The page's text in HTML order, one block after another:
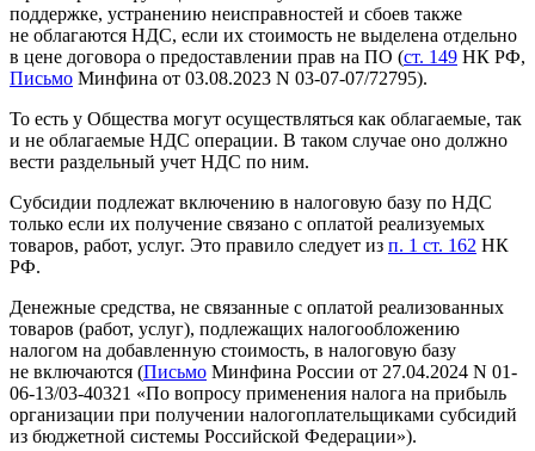
поддержке, устранению неисправностей и сбоев также
не облагаются НДС, если их стоимость не выделена отдельно
в цене договора о предоставлении прав на ПО (ст. 149 НК РФ,
Письмо Минфина от 03.08.2023 N 03-07-07/72795).
То есть у Общества могут осуществляться как облагаемые, так
и не облагаемые НДС операции. В таком случае оно должно
вести раздельный учет НДС по ним.
Субсидии подлежат включению в налоговую базу по НДС
только если их получение связано с оплатой реализуемых
товаров, работ, услуг. Это правило следует из п. 1 ст. 162 НК
РФ.
Денежные средства, не связанные с оплатой реализованных
товаров (работ, услуг), подлежащих налогообложению
налогом на добавленную стоимость, в налоговую базу
не включаются (Письмо Минфина России от 27.04.2024 N 01-
06-13/03-40321 «По вопросу применения налога на прибыль
организации при получении налогоплательщиками субсидий
из бюджетной системы Российской Федерации»).